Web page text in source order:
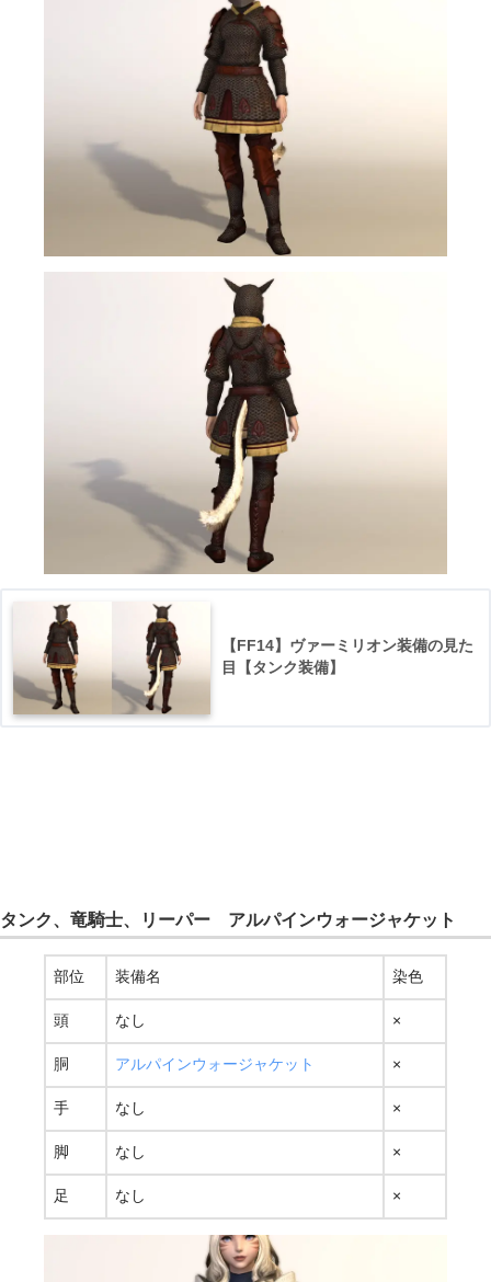
【FF14】ヴァーミリオン装備の見た
目【タンク装備】
タンク、竜騎士、リーパー アルパインウォージャケット
部位 装備名 染色
頭 なし ×
胴 アルパインウォージャケット ×
手 なし ×
脚 なし ×
足 なし ×